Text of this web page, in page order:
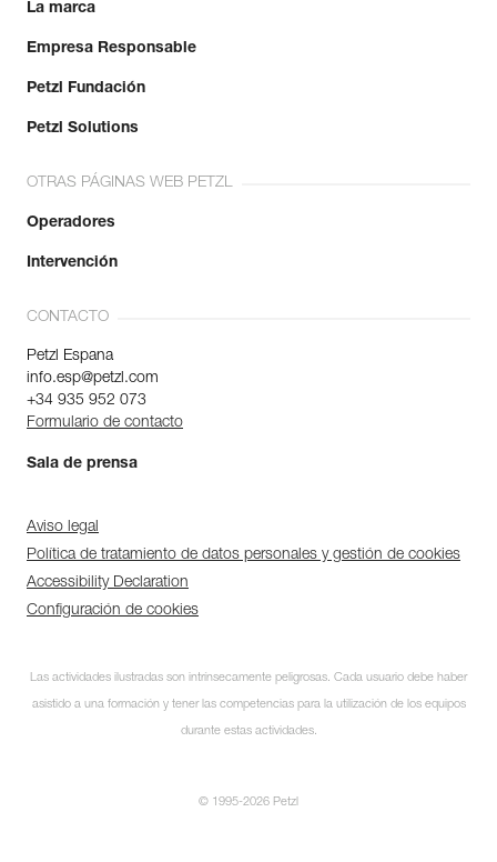
La marca
Empresa Responsable
Petzl Fundación
Petzl Solutions
OTRAS PÁGINAS WEB PETZL
Operadores
Intervención
CONTACTO
Petzl Espana
info.esp@petzl.com
+34 935 952 073
Formulario de contacto
Sala de prensa
Aviso legal
Política de tratamiento de datos personales y gestión de cookies
Accessibility Declaration
Configuración de cookies
Las actividades ilustradas son intrínsecamente peligrosas. Cada usuario debe haber
asistido a una formación y tener las competencias para la utilización de los equipos
durante estas actividades.
© 1995-2026 Petzl